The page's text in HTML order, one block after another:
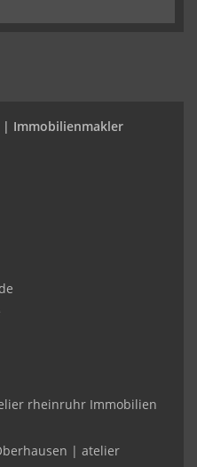
| Immobilienmakler
rheinruhr Immobilien
| atelier